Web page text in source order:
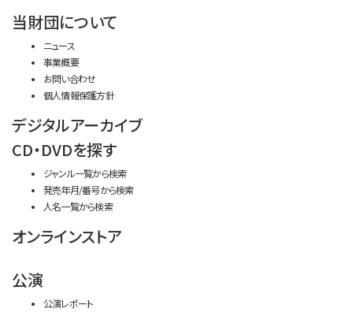
当財団について
ニュース
事業概要
お問い合わせ
個人情報保護方針
デジタルアーカイブ
CD・DVDを探す
ジャンル一覧から検索
発売年月/番号から検索
人名一覧から検索
オンラインストア
公演
公演レポート